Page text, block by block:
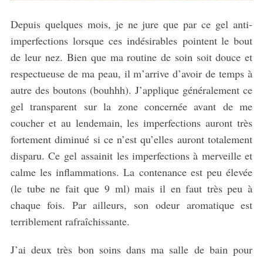
Depuis quelques mois, je ne jure que par ce gel anti-
imperfections lorsque ces indésirables pointent le bout
de leur nez. Bien que ma routine de soin soit douce et
respectueuse de ma peau, il m’arrive d’avoir de temps à
autre des boutons (bouhhh). J’applique généralement ce
gel transparent sur la zone concernée avant de me
coucher et au lendemain, les imperfections auront très
fortement diminué si ce n’est qu’elles auront totalement
disparu. Ce gel assainit les imperfections à merveille et
calme les inflammations. La contenance est peu élevée
(le tube ne fait que 9 ml) mais il en faut très peu à
chaque fois. Par ailleurs, son odeur aromatique est
terriblement rafraîchissante.
J’ai deux très bon soins dans ma salle de bain pour